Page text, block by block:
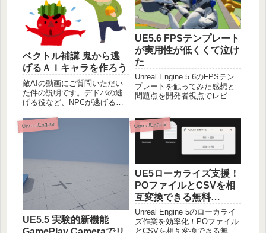
ベクトル補講 鬼から逃
げるＡＩキャラを作ろう
敵AIの動画にご質問いただい
た件の説明です。デドバの逃
げる役など、NPCが逃げるパ
マに、ベクトル計算方法につ
いて考え方を学びましょう。
UE5.6 FPSテンプレート
が実用性が低くくて泣け
た
Unreal Engine 5.6のFPSテン
プレートを触ってみた感想と
問題点を開発者視点でレビュ
ンプレートの設計思想、
GASPや独自テンプレ開発の
今後の方針についても語りま
UnrealEngine
UE5.5 実験的新機能
UnrealEngine
UE5ローカライズ支援！
POファイルとCSVを相
互変換できる無料
Pythonスクリプト配布
【言語切替】
Unreal Engine 5のローカライ
ズ作業を効率化！POファイル
とCSVを相互変換できる無料